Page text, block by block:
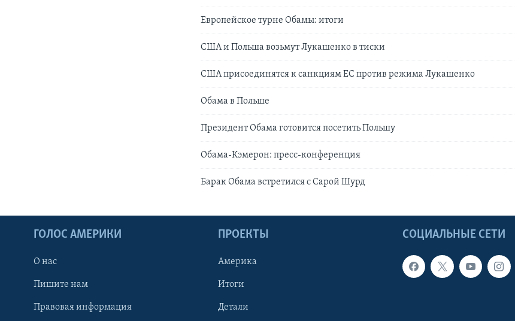
Европейское турне Обамы: итоги
США и Польша возьмут Лукашенко в тиски
США присоединятся к санкциям ЕС против режима Лукашенко
Обама в Польше
Президент Обама готовится посетить Польшу
Обама-Кэмерон: пресс-конференция
Барак Обама встретился с Сарой Шурд
СОЦИАЛЬНЫЕ СЕТИ
ГОЛОС АМЕРИКИ
О нас
Пишите нам
Правовая информация
ПРОЕКТЫ
Америка
Итоги
Детали